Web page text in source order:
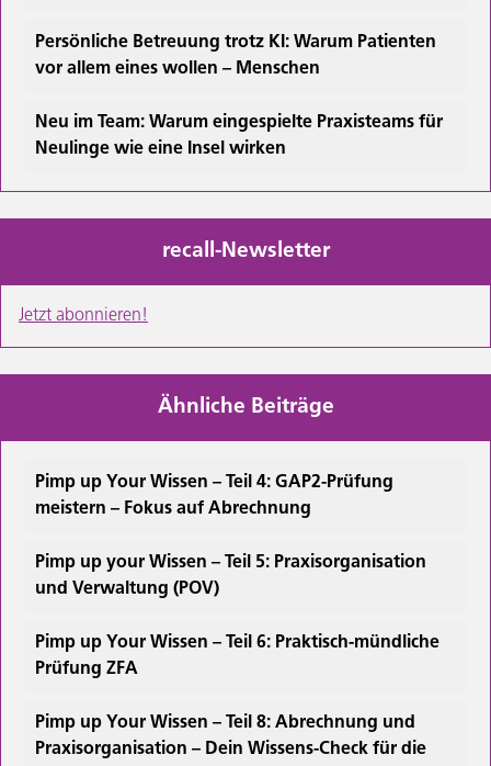
Persönliche Betreuung trotz KI: Warum Patienten
vor allem eines wollen – Menschen
Neu im Team: Warum eingespielte Praxisteams für
Neulinge wie eine Insel wirken
recall-Newsletter
Jetzt abonnieren!
Ähnliche Beiträge
Pimp up Your Wissen – Teil 4: GAP2-Prüfung
meistern – Fokus auf Abrechnung
Pimp up your Wissen – Teil 5: Praxisorganisation
und Verwaltung (POV)
Pimp up Your Wissen – Teil 6: Praktisch-mündliche
Prüfung ZFA
Pimp up Your Wissen – Teil 8: Abrechnung und
Praxisorganisation – Dein Wissens-Check für die